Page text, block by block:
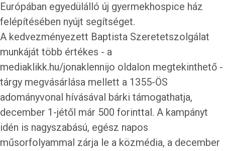
Európában egyedülálló új gyermekhospice ház
felépítésében nyújt segítséget.
A kedvezményezett Baptista Szeretetszolgálat
munkáját több értékes - a
mediaklikk.hu/jonaklennijo oldalon megtekinthető -
tárgy megvásárlása mellett a 1355-ÖS
adományvonal hívásával bárki támogathatja,
december 1-jétől már 500 forinttal. A kampányt
idén is nagyszabású, egész napos
műsorfolyammal zárja le a közmédia, a december